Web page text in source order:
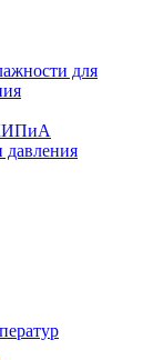
для
давления